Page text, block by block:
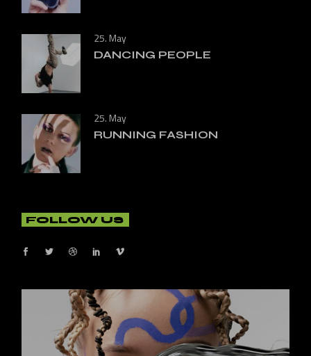
25. May
DANCING PEOPLE
25. May
RUNNING FASHION
FOLLOW US